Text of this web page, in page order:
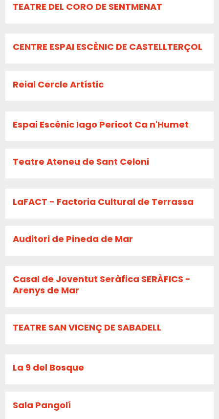
TEATRE DEL CORO DE SENTMENAT
CENTRE ESPAI ESCÈNIC DE CASTELLTERÇOL
Reial Cercle Artístic
Espai Escènic Iago Pericot Ca n'Humet
Teatre Ateneu de Sant Celoni
LaFACT - Factoria Cultural de Terrassa
Auditori de Pineda de Mar
Casal de Joventut Seràfica SERÀFICS -
Arenys de Mar
TEATRE SAN VICENÇ DE SABADELL
La 9 del Bosque
Sala Pangolí